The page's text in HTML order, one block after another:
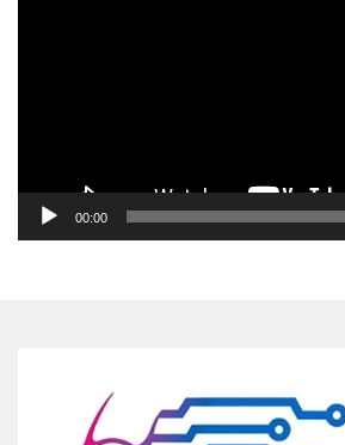
00:00